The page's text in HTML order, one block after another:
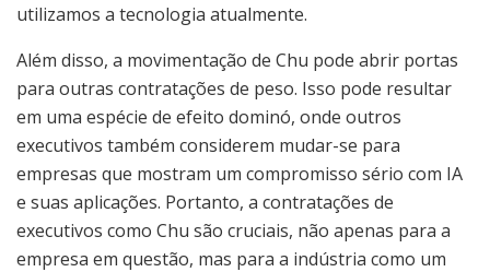
utilizamos a tecnologia atualmente.
Além disso, a movimentação de Chu pode abrir portas
para outras contratações de peso. Isso pode resultar
em uma espécie de efeito dominó, onde outros
executivos também considerem mudar-se para
empresas que mostram um compromisso sério com IA
e suas aplicações. Portanto, a contratações de
executivos como Chu são cruciais, não apenas para a
empresa em questão, mas para a indústria como um